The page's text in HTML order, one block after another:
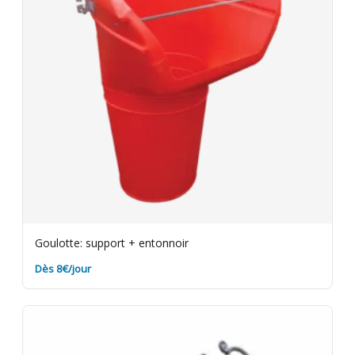
Goulotte: support + entonnoir
Dès 8€/jour